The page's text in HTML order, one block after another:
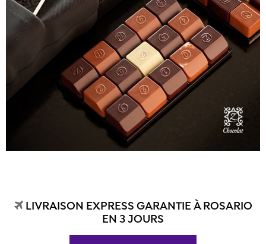
LIVRAISON EXPRESS GARANTIE À ROSARIO
EN 3 JOURS